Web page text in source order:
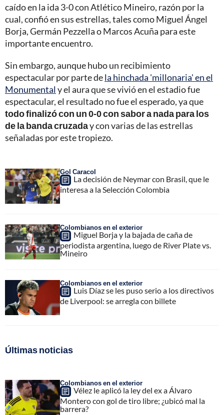
caído en la ida 3-0 con Atlético Mineiro, razón por la
cual, confió en sus estrellas, tales como Miguel Ángel
Borja, Germán Pezzella o Marcos Acuña para este
importante encuentro.
Sin embargo, aunque hubo un recibimiento
espectacular por parte dela hinchada 'millonaria' en el
Monumentaly el aura que se vivió en el estadio fue
espectacular, el resultado no fue el esperado, ya que
todo finalizó con un 0-0 con sabor a nada para los
de la banda cruzaday con varias de las estrellas
señaladas por este tropiezo.
Gol Caracol
La decisión de Neymar con Brasil, que le
interesa a la Selección Colombia
Colombianos en el exterior
Miguel Borja y la bajada de caña de
periodista argentina, luego de River Plate vs.
Mineiro
Colombianos en el exterior
Luis Díaz se les puso serio a los directivos
de Liverpool: se arregla con billete
Últimas noticias
Colombianos en el exterior
Vélez le aplicó la ley del ex a Álvaro
Montero con gol de tiro libre; ¿ubicó mal la
barrera?